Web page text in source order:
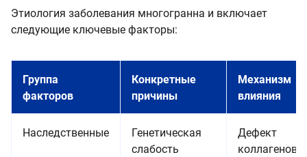
Этиология заболевания многогранна и включает
следующие ключевые факторы:
Группа
факторов
Конкретные
причины
Механизм
влияния
Наследственные
Генетическая
слабость
Дефект